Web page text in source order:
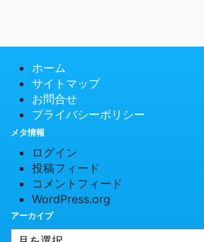
ホーム
サイトマップ
お問合せ
プライバシーポリシー
メタ情報
ログイン
投稿フィード
コメントフィード
WordPress.org
アーカイブ